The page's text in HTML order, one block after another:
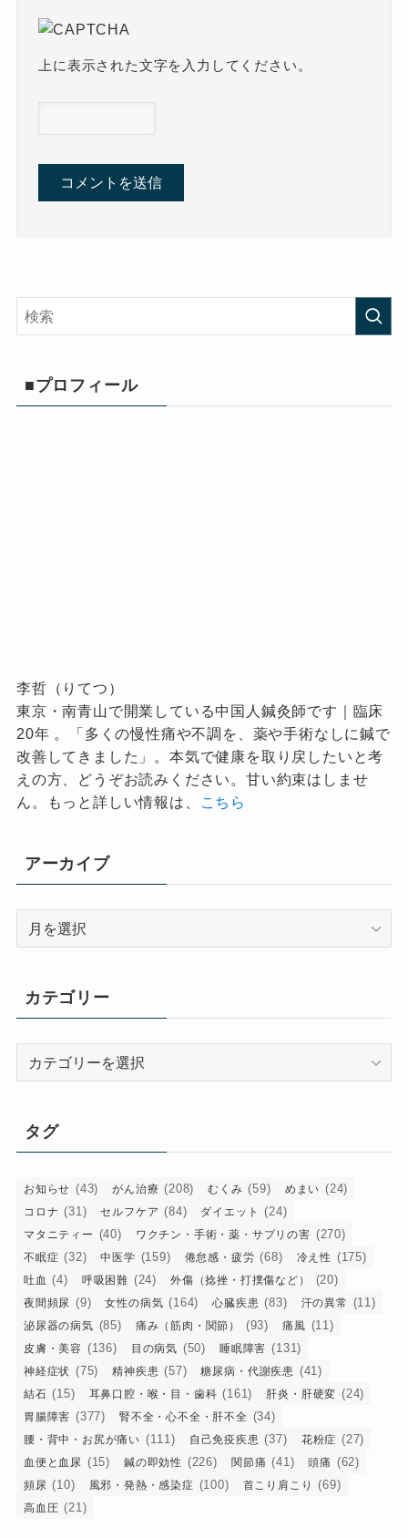
上に表示された文字を入力してください。
■プロフィール
李哲（りてつ）
東京・南青山で開業している中国人鍼灸師です｜臨床
20年 。「多くの慢性痛や不調を、薬や手術なしに鍼で
改善してきました」。本気で健康を取り戻したいと考
えの方、どうぞお読みください。甘い約束はしませ
ん。もっと詳しい情報は、
こちら
アーカイブ
ブ
カテゴリー
ー
タグ
お知らせ (43) がん治療 (208) むくみ (59) めまい (24)
コロナ (31) セルフケア (84) ダイエット (24)
マタニティー (40) ワクチン・手術・薬・サプリの害 (270)
不眠症 (32) 中医学 (159) 倦怠感・疲労 (68) 冷え性 (175)
吐血 (4) 呼吸困難 (24) 外傷（捻挫・打撲傷など） (20)
夜間頻尿 (9) 女性の病気 (164) 心臓疾患 (83) 汗の異常 (11)
泌尿器の病気 (85) 痛み（筋肉・関節） (93) 痛風 (11)
皮膚・美容 (136) 目の病気 (50) 睡眠障害 (131)
神経症状 (75) 精神疾患 (57) 糖尿病・代謝疾患 (41)
結石 (15) 耳鼻口腔・喉・目・歯科 (161) 肝炎・肝硬変 (24)
胃腸障害 (377) 腎不全・心不全・肝不全 (34)
腰・背中・お尻が痛い (111) 自己免疫疾患 (37) 花粉症 (27)
血便と血尿 (15) 鍼の即効性 (226) 関節痛 (41) 頭痛 (62)
頻尿 (10) 風邪・発熱・感染症 (100) 首こり肩こり (69)
高血圧 (21)